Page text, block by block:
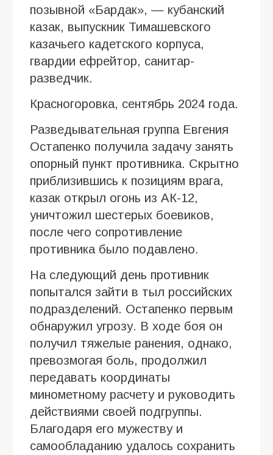
позывной «Бардак», — кубанский
казак, выпускник Тимашевского
казачьего кадетского корпуса,
гвардии ефрейтор, санитар-
разведчик.
Красногоровка, сентябрь 2024 года.
Разведывательная группа Евгения
Остапенко получила задачу занять
опорный пункт противника. Скрытно
приблизившись к позициям врага,
казак открыл огонь из АК-12,
уничтожил шестерых боевиков,
после чего сопротивление
противника было подавлено.
На следующий день противник
попытался зайти в тыл российских
подразделений. Остапенко первым
обнаружил угрозу. В ходе боя он
получил тяжелые ранения, однако,
превозмогая боль, продолжил
передавать координаты
минометному расчету и руководить
действиями своей подгруппы.
Благодаря его мужеству и
самообладанию удалось сохранить